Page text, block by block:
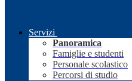
Servizi
Panoramica
Famiglie e studenti
Personale scolastico
Percorsi di studio